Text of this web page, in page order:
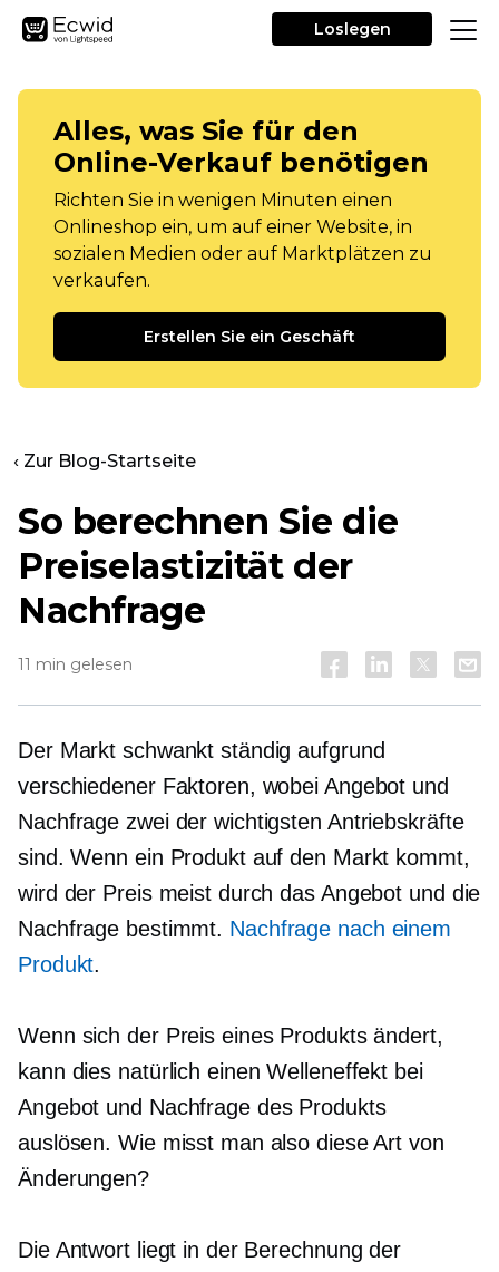
Loslegen
Alles, was Sie für den
Online-Verkauf benötigen
Richten Sie in wenigen Minuten einen
Onlineshop ein, um auf einer Website, in
sozialen Medien oder auf Marktplätzen zu
verkaufen.
Erstellen Sie ein Geschäft
‹ Zur Blog-Startseite
So berechnen Sie die
Preiselastizität der
Nachfrage
11 min gelesen
Der Markt schwankt ständig aufgrund
verschiedener Faktoren, wobei Angebot und
Nachfrage zwei der wichtigsten Antriebskräfte
sind. Wenn ein Produkt auf den Markt kommt,
wird der Preis meist durch das Angebot und die
Nachfrage bestimmt. Nachfrage nach einem
Produkt.
Wenn sich der Preis eines Produkts ändert,
kann dies natürlich einen Welleneffekt bei
Angebot und Nachfrage des Produkts
auslösen. Wie misst man also diese Art von
Änderungen?
Die Antwort liegt in der Berechnung der